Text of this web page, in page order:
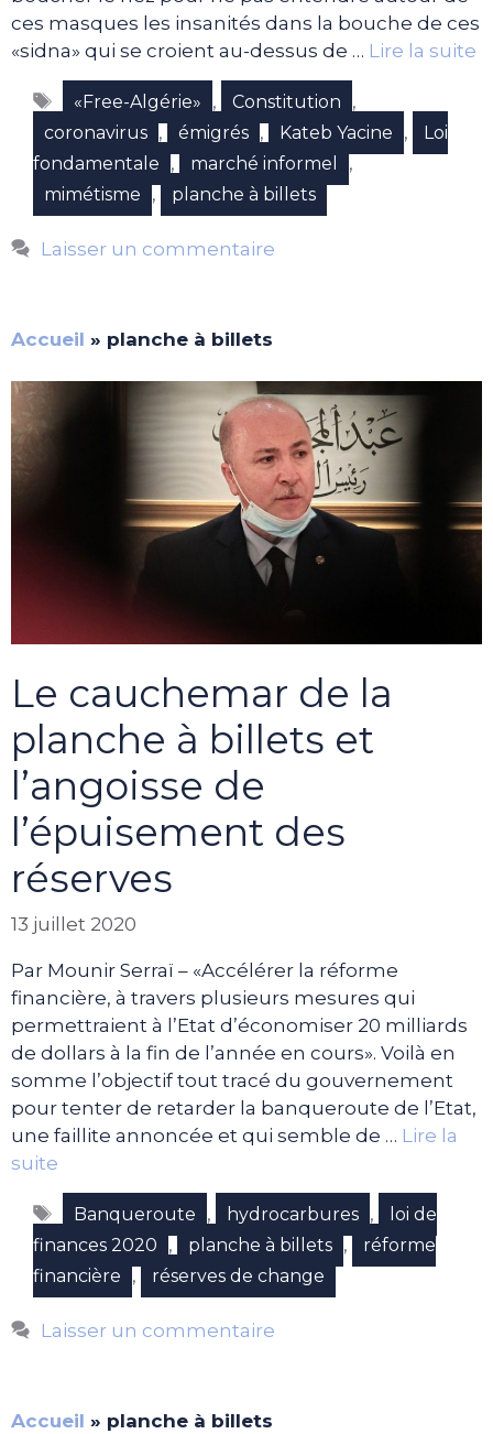
ces masques les insanités dans la bouche de ces
«sidna» qui se croient au-dessus de … Lire la suite
Étiquettes
«Free-Algérie» , Constitution ,
coronavirus , émigrés , Kateb Yacine ,
Loi
fondamentale
, marché informel ,
mimétisme , planche à billets
Laisser un commentaire
Accueil » planche à billets
Le cauchemar de la
planche à billets et
l’angoisse de
l’épuisement des
réserves
13 juillet 2020
Par Mounir Serraï – «Accélérer la réforme
financière, à travers plusieurs mesures qui
permettraient à l’Etat d’économiser 20 milliards
de dollars à la fin de l’année en cours». Voilà en
somme l’objectif tout tracé du gouvernement
pour tenter de retarder la banqueroute de l’Etat,
une faillite annoncée et qui semble de … Lire la
suite
Étiquettes
Banqueroute , hydrocarbures ,
loi de
finances 2020
, planche à billets ,
réforme
financière
, réserves de change
Laisser un commentaire
Accueil » planche à billets